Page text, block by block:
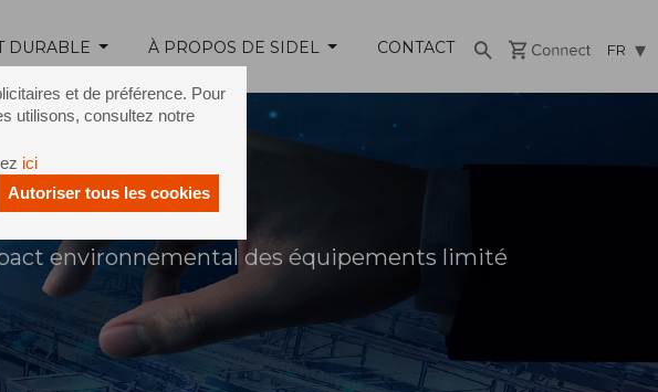
et de préférence. Pour
utilisons, consultez notre
ici
Autoriser tous les cookies
DURABLE À PROPOS DE SIDEL CONTACT FR
environnemental des équipements limité